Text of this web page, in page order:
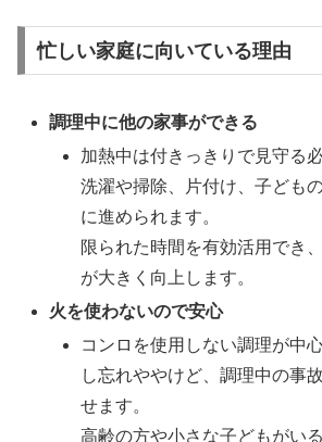
忙しい家庭に向いている理由
調理中に他の家事ができる
加熱中は付きっきりで見守る
洗濯や掃除、片付け、子ども
に進められます。
限られた時間を有効活用でき
が大きく向上します。
火を使わないので安心
コンロを使用しない調理が中
し忘れややけど、調理中の事
せます。
高齢の方や小さな子どもがい